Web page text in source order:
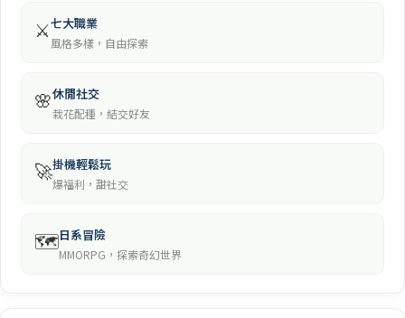
⚔️七大職業
風格多樣，自由探索
🌸休閒社交
栽花配種，結交好友
🚀掛機輕鬆玩
爆福利，甜社交
🗺️日系冒險
MMORPG，探索奇幻世界